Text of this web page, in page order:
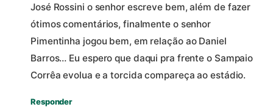
José Rossini o senhor escreve bem, além de fazer
ótimos comentários, finalmente o senhor
Pimentinha jogou bem, em relação ao Daniel
Barros… Eu espero que daqui pra frente o Sampaio
Corrêa evolua e a torcida compareça ao estádio.
Responder